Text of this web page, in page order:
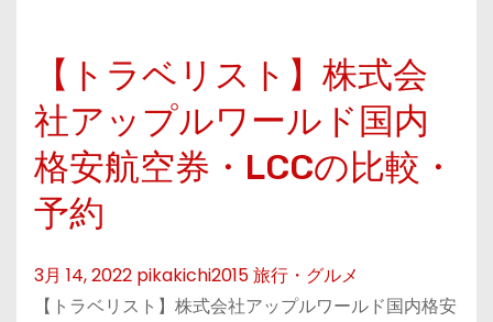
【トラベリスト】株式会
社アップルワールド国内
格安航空券・LCCの比較・
予約
3月 14, 2022 pikakichi2015旅行・グルメ
【トラベリスト】株式会社アップルワールド国内格安